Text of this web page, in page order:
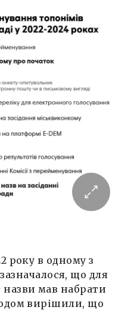
року в одному з
зазначалося, що для
назви мав набрати
вирішили, що